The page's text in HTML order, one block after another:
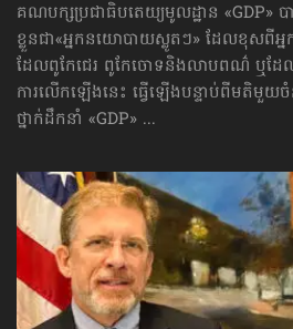
គណបក្សប្រជាធិបតេយ្យមូលដ្ឋាន «GDP»
ខ្លួនជា«អ្នកនយោបាយ​ស្លូតៗ» ដែលខុសពីអ្
ដែលពូកែជេរ ពូកែចោទនិងលាបពណ៌ ឬដែ
ការលើកឡើងនេះ ធ្វើឡើងបន្ទាប់ពីមតិមួ
ថ្នាក់ដឹកនាំ «GDP» ...